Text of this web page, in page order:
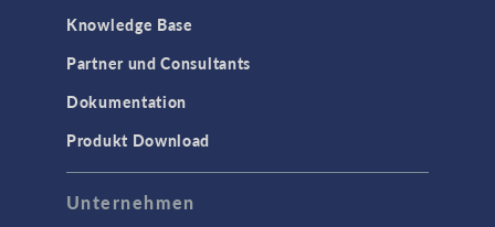
Knowledge Base
Partner und Consultants
Dokumentation
Produkt Download
Unternehmen